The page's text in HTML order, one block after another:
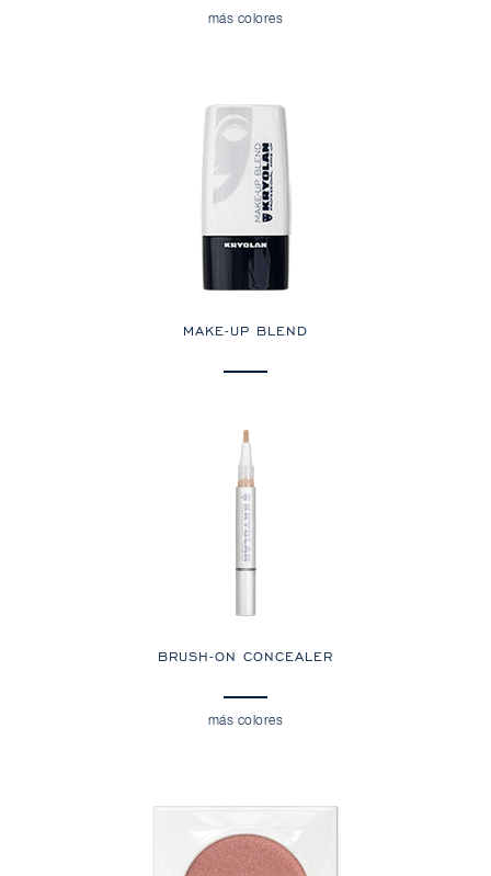
más colores
MAKE-UP BLEND
BRUSH-ON CONCEALER
más colores